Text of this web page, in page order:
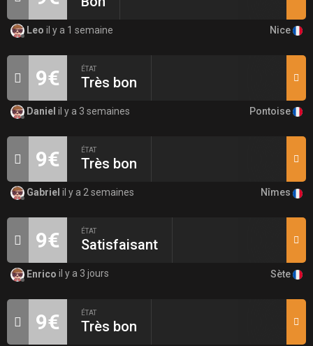
Leo il y a 1 semaine Nice
9€ ÉTAT
Très bon
Daniel il y a 3 semaines Pontoise
9€ ÉTAT
Très bon
Gabriel il y a 2 semaines Nîmes
9€ ÉTAT
Satisfaisant
Enrico il y a 3 jours Sète
9€ ÉTAT
Très bon